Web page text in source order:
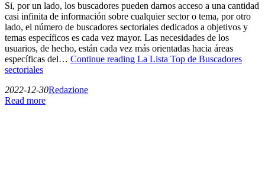
Si, por un lado, los buscadores pueden darnos acceso a una cantidad
casi infinita de información sobre cualquier sector o tema, por otro
lado, el número de buscadores sectoriales dedicados a objetivos y
temas específicos es cada vez mayor. Las necesidades de los
usuarios, de hecho, están cada vez más orientadas hacia áreas
específicas del… Continue reading La Lista Top de Buscadores
sectoriales
2022-12-30Redazione
Read more